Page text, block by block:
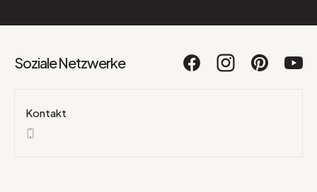
Soziale Netzwerke
Kontakt